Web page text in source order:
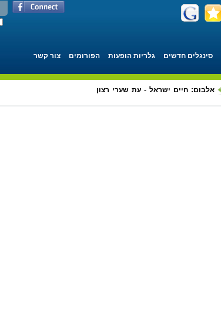
סינגלים חדשים גלריות הופעות הפורומים צור קשר
אלבום: חיים ישראל - עת שערי רצון